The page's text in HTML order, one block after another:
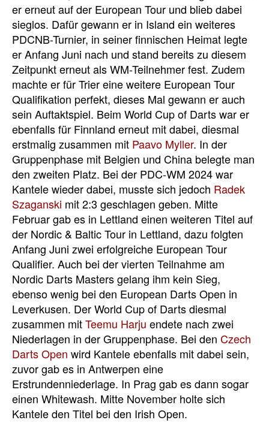
er erneut auf der European Tour und blieb dabei
sieglos. Dafür gewann er in Island ein weiteres
PDCNB-Turnier, in seiner finnischen Heimat legte
er Anfang Juni nach und stand bereits zu diesem
Zeitpunkt erneut als WM-Teilnehmer fest. Zudem
machte er für Trier eine weitere European Tour
Qualifikation perfekt, dieses Mal gewann er auch
sein Auftaktspiel. Beim World Cup of Darts war er
ebenfalls für Finnland erneut mit dabei, diesmal
erstmalig zusammen mit Paavo Myller. In der
Gruppenphase mit Belgien und China belegte man
den zweiten Platz. Bei der PDC-WM 2024 war
Kantele wieder dabei, musste sich jedoch Radek
Szaganski mit 2:3 geschlagen geben. Mitte
Februar gab es in Lettland einen weiteren Titel auf
der Nordic & Baltic Tour in Lettland, dazu folgten
Anfang Juni zwei erfolgreiche European Tour
Qualifier. Auch bei der vierten Teilnahme am
Nordic Darts Masters gelang ihm kein Sieg,
ebenso wenig bei den European Darts Open in
Leverkusen. Der World Cup of Darts diesmal
zusammen mitTeemu Harju endete nach zwei
Niederlagen in der Gruppenphase. Bei den Czech
Darts Open wird Kantele ebenfalls mit dabei sein,
zuvor gab es in Antwerpen eine
Erstrundenniederlage. In Prag gab es dann sogar
einen Whitewash. Mitte November holte sich
Kantele den Titel bei den Irish Open.